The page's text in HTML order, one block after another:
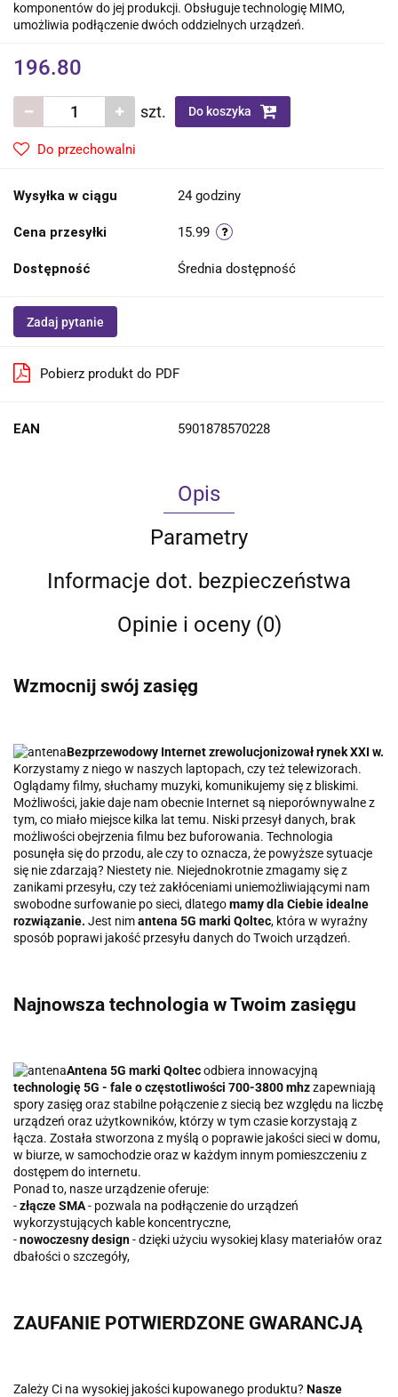
komponentów do jej produkcji. Obsługuje technologię MIMO,
umożliwia podłączenie dwóch oddzielnych urządzeń.
196.80
szt. Do koszyka
Do przechowalni
Wysyłka w ciągu 24 godziny
Cena przesyłki 15.99
Dostępność Średnia dostępność
Zadaj pytanie
Pobierz produkt do PDF
EAN 5901878570228
Opis
Parametry
Informacje dot. bezpieczeństwa
Opinie i oceny (0)
Wzmocnij swój zasięg
Bezprzewodowy Internet zrewolucjonizował rynek XXI w.
Korzystamy z niego w naszych laptopach, czy też telewizorach.
Oglądamy filmy, słuchamy muzyki, komunikujemy się z bliskimi.
Możliwości, jakie daje nam obecnie Internet są nieporównywalne z
tym, co miało miejsce kilka lat temu. Niski przesył danych, brak
możliwości obejrzenia filmu bez buforowania. Technologia
posunęła się do przodu, ale czy to oznacza, że powyższe sytuacje
się nie zdarzają? Niestety nie. Niejednokrotnie zmagamy się z
zanikami przesyłu, czy też zakłóceniami uniemożliwiającymi nam
swobodne surfowanie po sieci, dlategomamy dla Ciebie idealne
rozwiązanie. Jest nimantena 5G marki Qoltec, która w wyraźny
sposób poprawi jakość przesyłu danych do Twoich urządzeń.
Najnowsza technologia w Twoim zasięgu
Antena 5G marki Qoltecodbiera innowacyjną
technologię 5G - fale o częstotliwości 700-3800 mhzzapewniają
spory zasięg oraz stabilne połączenie z siecią bez względu na liczbę
urządzeń oraz użytkowników, którzy w tym czasie korzystają z
łącza. Została stworzona z myślą o poprawie jakości sieci w domu,
w biurze, w samochodzie oraz w każdym innym pomieszczeniu z
dostępem do internetu.
Ponad to, nasze urządzenie oferuje:
-złącze SMA- pozwala na podłączenie do urządzeń
wykorzystujących kable koncentryczne,
-nowoczesny design- dzięki użyciu wysokiej klasy materiałów oraz
dbałości o szczegóły,
ZAUFANIE POTWIERDZONE GWARANCJĄ
Zależy Ci na wysokiej jakości kupowanego produktu? Nasze